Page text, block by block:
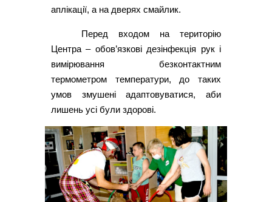
аплікації, а на дверях смайлик.
Перед входом на територію
Центра – обов’язкові дезінфекція рук і
вимірювання безконтактним
термометром температури, до таких
умов змушені адаптовуватися, аби
лишень усі були здорові.